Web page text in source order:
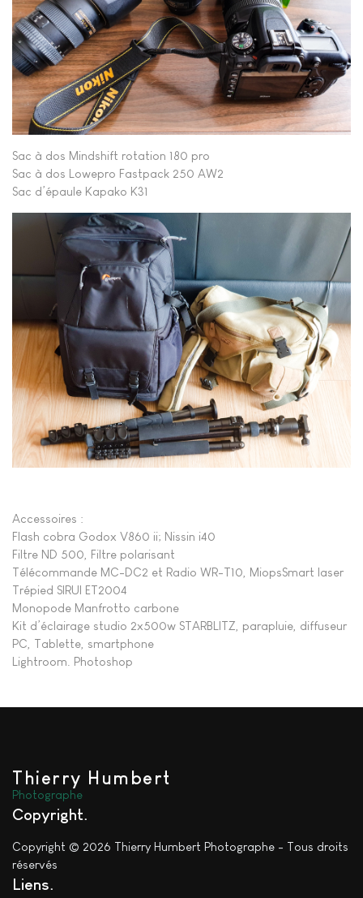
Sac à dos Mindshift rotation 180 pro
Sac à dos Lowepro Fastpack 250 AW2
Sac d’épaule Kapako K31
Accessoires :
Flash cobra Godox V860 ii; Nissin i40
Filtre ND 500, Filtre polarisant
Télécommande MC-DC2 et Radio WR-T10, MiopsSmart laser
Trépied SIRUI ET2004
Monopode Manfrotto carbone
Kit d’éclairage studio 2x500w STARBLITZ, parapluie, diffuseur
PC, Tablette, smartphone
Lightroom. Photoshop
Thierry Humbert
Photographe
Copyright
Copyright © 2026 Thierry Humbert Photographe - Tous droits
réservés
Liens